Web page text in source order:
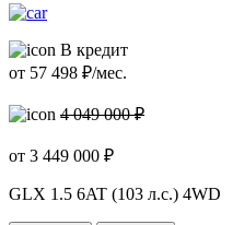
В кредит
от 57 498 ₽/мес.
4 049 000 ₽
от 3 449 000 ₽
GLX 1.5 6AT (103 л.с.) 4WD